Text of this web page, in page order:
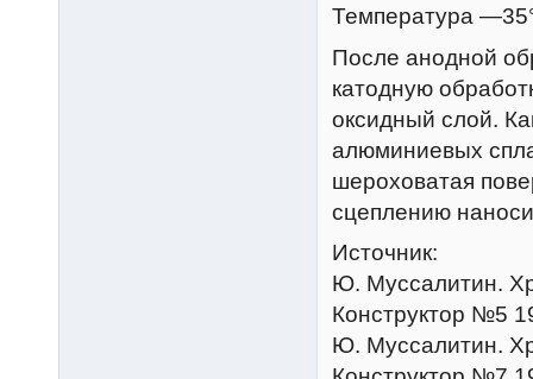
Температура
После анодной
катодную
оксидный слой.
алюминиевых
шероховатая
сцеплению
Источник:
Ю. Муссалитин.
Конструктор №5
Ю. Муссалитин.